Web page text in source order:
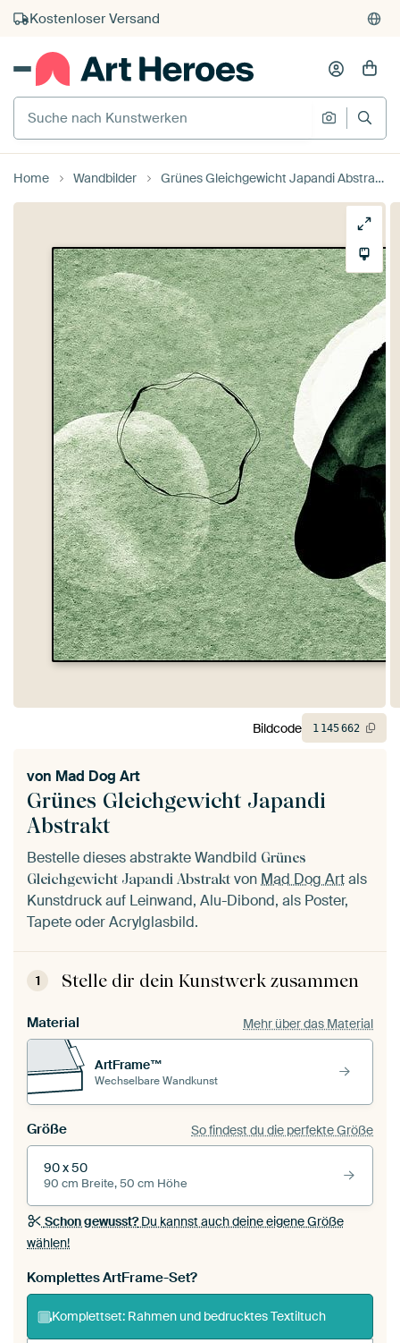
Kauf auf Rechnung
Individueller Druck auf Bestellung
Suche nach Kunstwerken
Suche
Home Wandbilder Grünes Gleichgewicht Japandi Abstrakt von Mad Dog Art
Grünes Gleichgewicht Japandi
Abstrakt
von Mad Dog Art
Bestelle dieses abstrakte Wandbild Grünes
Gleichgewicht Japandi Abstrakt vonMad Dog Artals
Kunstdruck auf Leinwand, Alu-Dibond, als Poster,
Tapete oder Acrylglasbild.
1 Stelle dir dein Kunstwerk zusammen
Material Mehr über das Material
ArtFrame™
Wechselbare Wandkunst
Größe So findest du die perfekte Größe
90 x 50
90 cm Breite, 50 cm Höhe
Schon gewusst?Du kannst auch deine eigene Größe
wählen!
Komplettes ArtFrame-Set?
Komplettset: Rahmen und bedrucktes Textiltuch
Bildcode 1 145662